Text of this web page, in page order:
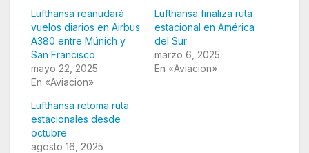
Lufthansa reanudará
vuelos diarios en Airbus
A380 entre Múnich y
San Francisco
mayo 22, 2025
En «Aviacion»
Lufthansa finaliza ruta
estacional en América
del Sur
marzo 6, 2025
En «Aviacion»
Lufthansa retoma ruta
estacionales desde
octubre
agosto 16, 2025